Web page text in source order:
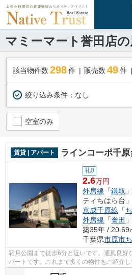
マミーマート誉田店
該当物件数 298件 販売数 49 件
絞り込み条件： なし
空室のみ
賃貸 | アパート ラインコーポ千原
礼0
2.6万円
外房線 「鎌取
ティちはら台
京成千原線 「
外房線 「誉田
築35年 / 20.69
千葉県市原市
霜月公園まで徒歩6分と近いです。通風良好
パートです。これまで多くの物件をご紹介
ラストだからこそ、ご紹介できる物件が...